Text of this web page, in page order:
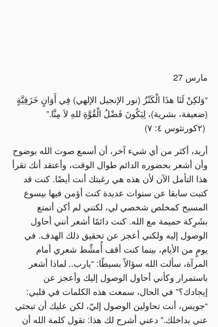
مارس 27
“وَلكِنْ لَنَا هذَا الْكَنْزُ (نور الإنجيل الإلهي) فِي أَوَانٍ خَزَفِيَّةٍ
(ضعيفة، بشرية)، لِيَكُونَ فَضْلُ الْقُوَّةِ للهِ لاَ مِنَّا.”
(٢كورنثوس ٤: ٧)
أريد، أكثر من أي شيء آخر، أن أسمع صوت الله بوضوح
وأن أشعر بحضوره الدائم طوال الوقت، وأعتقد أنك تقرأ
هذا التأمل الآن لأن هذه هي رغبتك أنت أيضًا. كنت قد
كتبت سابقا عن سنوات عديدة كنت أؤمن فيها بيسوع
المسيح كمخلص شخصي لي، لكنني لم أكن أتمتع
بشَرِكة حميمة مع الله. كنت دائمًا أشعر أنني أحاول
الوصول إليه ولكني أعجز عن تحقيق ذلك الهدف. في
يومٍ من الأيام، بينما كنت أقف أُمشِّط شعري أمام
المرآة، سألت الله سؤالاً بسيطًا: “يارب.. لماذا أشعر
باستمرار وكأني أحاول الوصول إليك وأعجز عن
إيجادك؟” في الحال، سمعت هذه الكلمات في قلبي:
“جويس، أنت تحاولين الوصول إليّ، لكن عليك أن تبحثي
عني بداخلك.” دعني أشرح لك هذا: تقول كلمة الله أن